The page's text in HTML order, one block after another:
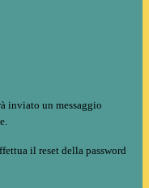
inviato un messaggio
il reset della password